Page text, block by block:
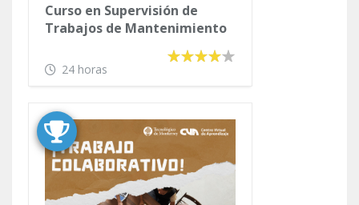
Curso en Supervisión de
Trabajos de Mantenimiento
24 horas